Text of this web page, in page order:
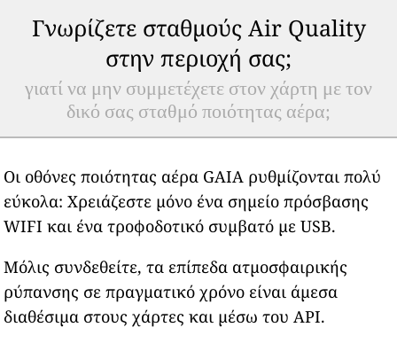
Γνωρίζετε σταθμούς Air Quality
στην περιοχή σας;
γιατί να μην συμμετέχετε στον χάρτη με τον
δικό σας σταθμό ποιότητας αέρα;
Οι οθόνες ποιότητας αέρα GAIA ρυθμίζονται πολύ
εύκολα: Χρειάζεστε μόνο ένα σημείο πρόσβασης
WIFI και ένα τροφοδοτικό συμβατό με USB.
Μόλις συνδεθείτε, τα επίπεδα ατμοσφαιρικής
ρύπανσης σε πραγματικό χρόνο είναι άμεσα
διαθέσιμα στους χάρτες και μέσω του API.